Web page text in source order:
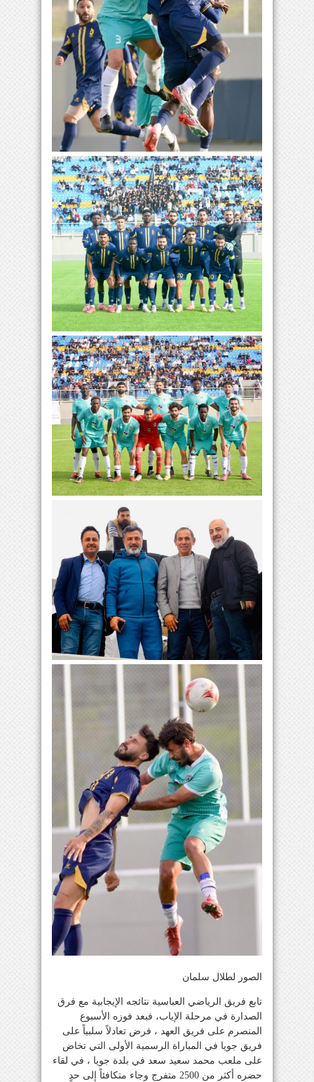
الصور لطلال سلمان
تابع فريق الرياضي العباسية نتائجه الإيجابية مع فرق
الصدارة في مرحلة الإياب، فبعد فوزه الأسبوع
المنصرم على فريق العهد ، فرض تعادلاً سلبياً على
فريق جويا في المباراة الرسمية الأولى التي تخاض
على ملعب محمد سعيد سعد في بلدة جويا ، في لقاء
حضره أكثر من 2500 متفرج وجاء متكافئاً إلى حدٍ